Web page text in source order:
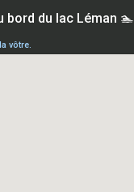
bord du lac Léman 🏊
vôtre.